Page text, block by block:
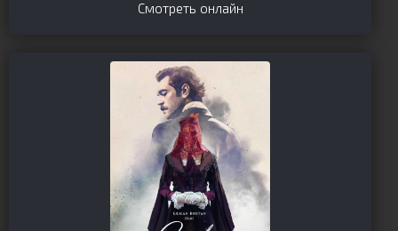
Смотреть онлайн